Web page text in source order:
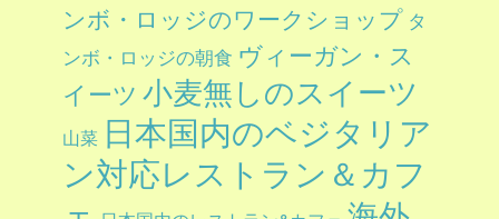
ンボ・ロッジのワークショップ タ
ンボ・ロッジの朝食 ヴィーガン・ス
イーツ 小麦無しのスイーツ
山菜 日本国内のベジタリア
ン対応レストラン＆カフ